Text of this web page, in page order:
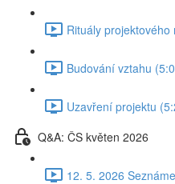
Rituály
Budování vztahu
Uzavření projektu
Q&A: ČS květen 2026
12. 5. 2026